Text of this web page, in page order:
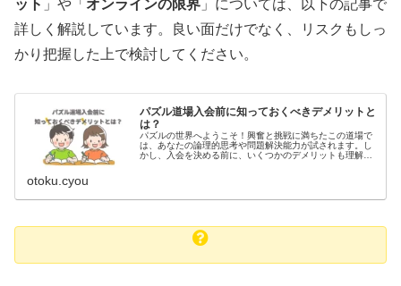
ット 」や「 オンラインの限界 」については、以下の記事で
詳しく解説しています。良い面だけでなく、リスクもしっ
かり把握した上で検討してください。
パズル道場入会前に知っておくべきデメリットと
は？
パズルの世界へようこそ！興奮と挑戦に満ちたこの道場で
は、あなたの論理的思考や問題解決能力が試されます。し
かし、入会を決める前に、いくつかのデメリットも理解し
otoku.cyou